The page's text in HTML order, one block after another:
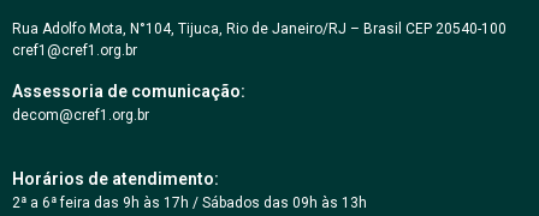
Rua Adolfo Mota, N°104, Tijuca, Rio de Janeiro/RJ – Brasil CEP 20540-100
cref1@cref1.org.br
Assessoria de comunicação:
decom@cref1.org.br
Horários de atendimento:
2ª a 6ª feira das 9h às 17h / Sábados das 09h às 13h